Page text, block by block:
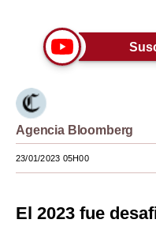
Tendencias
Lujo
Viajes
Moda
Estilos
EEUU
Agencia Bloomberg
23/01/2023 05H00
El 2023 fue